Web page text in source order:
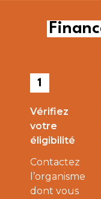
Vérifiez
votre
éligibilité
Contactez
l’organisme
dont vous